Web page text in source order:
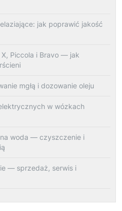
jak poprawić jakość
Piccola i Bravo — jak
mgłą i dozowanie oleju
w wózkach
woda — czyszczenie i
— sprzedaż, serwis i